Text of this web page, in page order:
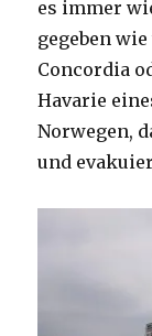
es immer
gegeben
Concordia
Havarie
Norwegen,
und